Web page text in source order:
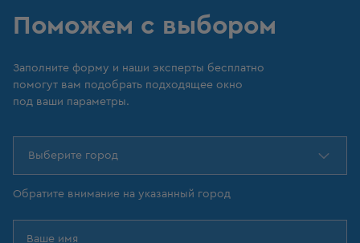
Поможем с выбором
Заполните форму и наши эксперты бесплатно
помогут вам подобрать подходящее окно
под ваши параметры.
Выберите город
Обратите внимание на указанный город